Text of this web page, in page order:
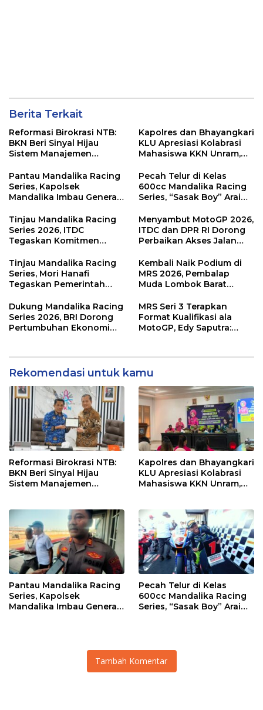
Berita Terkait
Reformasi Birokrasi NTB:
BKN Beri Sinyal Hijau
Sistem Manajemen
Kapolres dan Bhayangkari
KLU Apresiasi Kolabrasi
Mahasiswa KKN Unram,
Sampah Jadi Rupiah
Pantau Mandalika Racing
Series, Kapolsek
Mandalika Imbau Generasi
Sirkuit, Bukan Jalan Raya
Pecah Telur di Kelas
600cc Mandalika Racing
Series, “Sasak Boy” Arai
Kemenangan
Tinjau Mandalika Racing
Series 2026, ITDC
Tegaskan Komitmen
Dampak Ekonomi
Kawasan
Menyambut MotoGP 2026,
ITDC dan DPR RI Dorong
Perbaikan Akses Jalan
di KEK Mandalika
Tinjau Mandalika Racing
Series, Mori Hanafi
Tegaskan Pemerintah
NTB
Kembali Naik Podium di
MRS 2026, Pembalap
Muda Lombok Barat
Menuju Tingkat Asia
Dukung Mandalika Racing
Series 2026, BRI Dorong
Pertumbuhan Ekonomi
MRS Seri 3 Terapkan
Format Kualifikasi ala
MotoGP, Edy Saputra:
Rekomendasi untuk kamu
Reformasi Birokrasi NTB:
BKN Beri Sinyal Hijau
Sistem Manajemen
Kapolres dan Bhayangkari
KLU Apresiasi Kolabrasi
Mahasiswa KKN Unram,
Pantau Mandalika Racing
Series, Kapolsek
Mandalika Imbau Generasi
Pecah Telur di Kelas
600cc Mandalika Racing
Series, “Sasak Boy” Arai
Tambah Komentar